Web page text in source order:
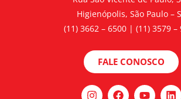
Higienópolis, São Paulo –
(11) 3662 – 6500 | (11) 3579 –
FALE CONOSCO